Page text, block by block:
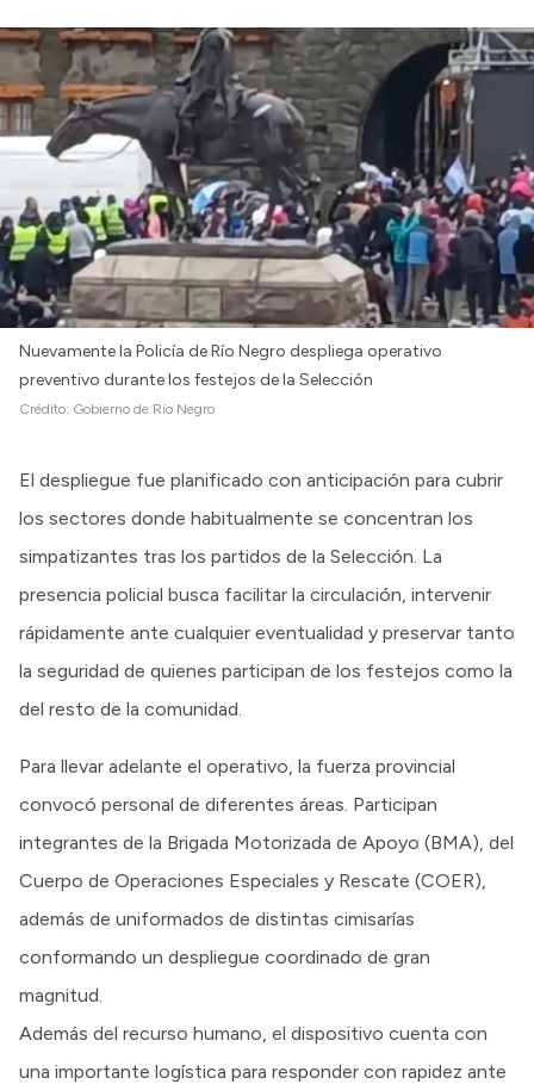
Nuevamente la Policía de Río Negro despliega operativo
preventivo durante los festejos de la Selección
Crédito: Gobierno de Río Negro
El despliegue fue planificado con anticipación para cubrir
los sectores donde habitualmente se concentran los
simpatizantes tras los partidos de la Selección. La
presencia policial busca facilitar la circulación, intervenir
rápidamente ante cualquier eventualidad y preservar tanto
la seguridad de quienes participan de los festejos como la
del resto de la comunidad.
Para llevar adelante el operativo, la fuerza provincial
convocó personal de diferentes áreas. Participan
integrantes de la Brigada Motorizada de Apoyo (BMA), del
Cuerpo de Operaciones Especiales y Rescate (COER),
además de uniformados de distintas cimisarías
conformando un despliegue coordinado de gran
magnitud.
Además del recurso humano, el dispositivo cuenta con
una importante logística para responder con rapidez ante